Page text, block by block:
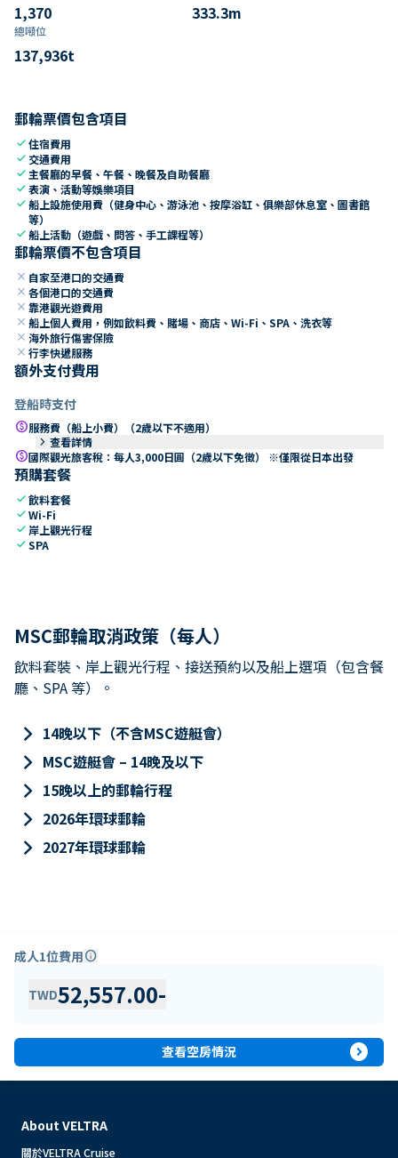
1,370 333.3m
總噸位
137,936t
郵輪票價包含項目
check住宿費用
check 交通費用
check 主餐廳的早餐、午餐、晚餐及自助餐廳
check表演、活動等娛樂項目
check船上設施使用費（健身中心、游泳池、按摩浴缸、俱樂部休息室、圖書館
等）
check船上活動（遊戲、問答、手工課程等）
郵輪票價不包含項目
close 自家至港口的交通費
close 各個港口的交通費
close 靠港觀光遊費用
close 船上個人費用，例如飲料費、賭場、商店、Wi-Fi、SPA、洗衣等
close 海外旅行傷害保險
close 行李快遞服務
額外支付費用
登船時支付
paid服務費（船上小費）（2歲以下不適用）
keyboard_arrow_right 查看詳情
paid國際觀光旅客稅：每人3,000日圓（2歲以下免徵） ※僅限從日本出發
預購套餐
check飲料套餐
checkWi-Fi
check 岸上觀光行程
checkSPA
MSC郵輪取消政策（每人）
飲料套裝、岸上觀光行程、接送預約以及船上選項（包含餐
廳、SPA 等）。
keyboard_arrow_right 14晚以下（不含MSC遊艇會）
keyboard_arrow_right MSC遊艇會 – 14晚及以下
keyboard_arrow_right 15晚以上的郵輪行程
keyboard_arrow_right 2026年環球郵輪
keyboard_arrow_right 2027年環球郵輪
成人1位費用info
TWD52,557.00-
查看空房情況 expand_circle_right
About VELTRA
關於VELTRA Cruise